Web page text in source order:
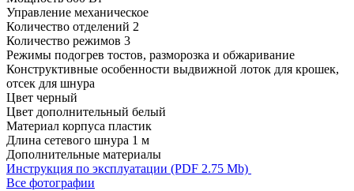
Управление механическое
Количество отделений 2
Количество режимов 3
Режимы подогрев тостов, разморозка и обжаривание
Конструктивные особенности выдвижной лоток для крошек,
отсек для шнура
Цвет черный
Цвет дополнительный белый
Материал корпуса пластик
Длина сетевого шнура 1 м
Дополнительные материалы
Инструкция по эксплуатации (PDF 2.75 Mb)
Все фотографии